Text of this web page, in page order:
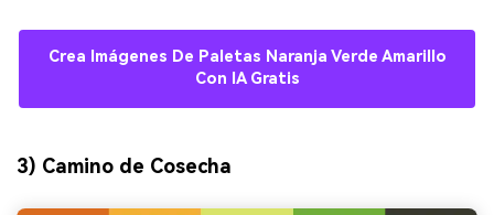
Crea Imágenes De Paletas Naranja Verde Amarillo
Con IA Gratis
3) Camino de Cosecha